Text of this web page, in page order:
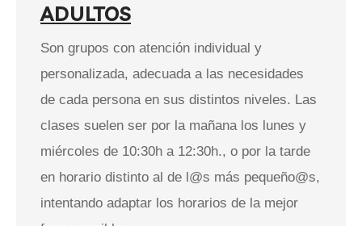
ADULTOS
Son grupos con atención individual y
personalizada, adecuada a las necesidades
de cada persona en sus distintos niveles. Las
clases suelen ser por la mañana los lunes y
miércoles de 10:30h a 12:30h., o por la tarde
en horario distinto al de l@s más pequeño@s,
intentando adaptar los horarios de la mejor